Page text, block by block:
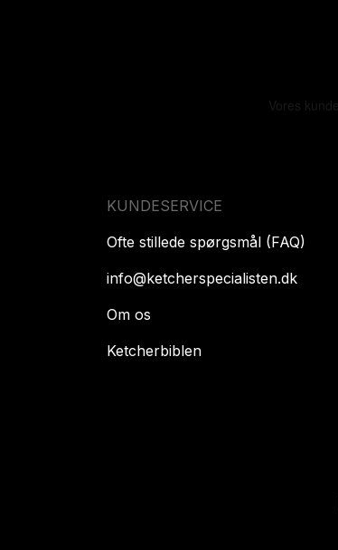
KUNDESERVICE
Ofte stillede spørgsmål (FAQ)
info@ketcherspecialisten.dk
Om os
Ketcherbiblen